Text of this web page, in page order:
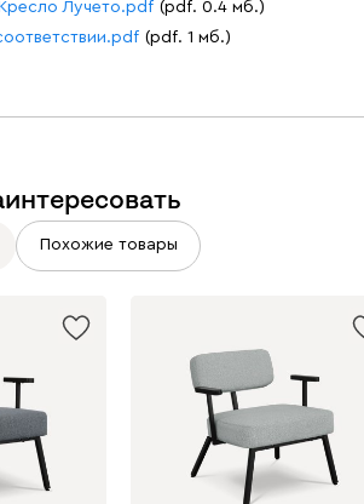
Лучето.pdf (pdf. 0.4 мб.)
(pdf. 1 мб.)
Похожие товары